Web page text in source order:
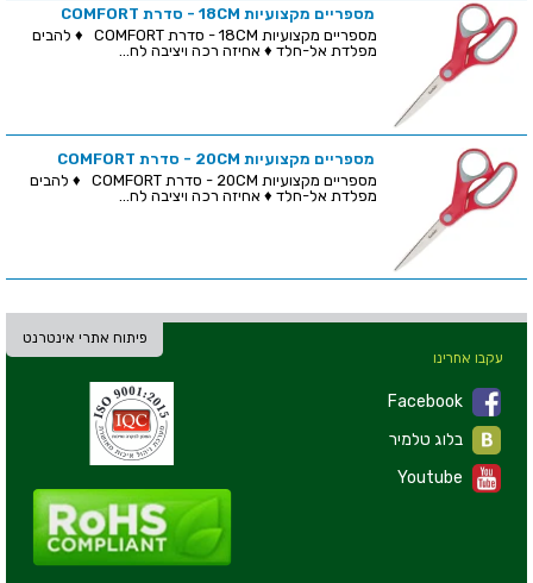
מספריים מקצועיות 18CM - סדרת COMFORT
מספריים מקצועיות 18CM - סדרת COMFORT ♦ להבים
מפלדת אל-חלד ♦ אחיזה רכה ויציבה לח...
מספריים מקצועיות 20CM - סדרת COMFORT
מספריים מקצועיות 20CM - סדרת COMFORT ♦ להבים
מפלדת אל-חלד ♦ אחיזה רכה ויציבה לח...
פיתוח אתרי אינטרנט
עקבו אחרינו
Facebook
Youtube